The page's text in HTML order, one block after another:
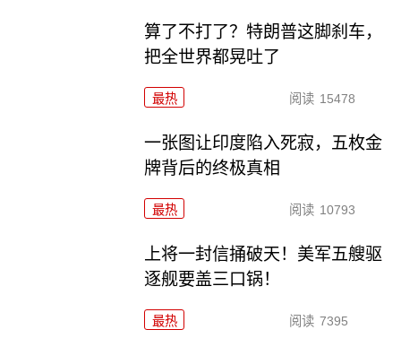
算了不打了？特朗普这脚刹车，
把全世界都晃吐了
最热 阅读 15478
一张图让印度陷入死寂，五枚金
牌背后的终极真相
最热 阅读 10793
上将一封信捅破天！美军五艘驱
逐舰要盖三口锅！
最热 阅读 7395